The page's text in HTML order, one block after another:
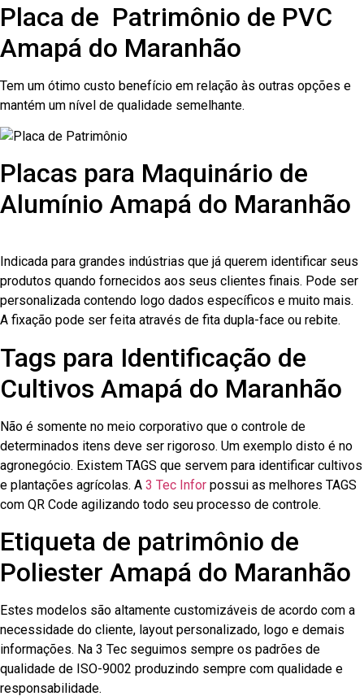
Placa de Patrimônio de PVC
Amapá do Maranhão
Tem um ótimo custo benefício em relação às outras opções e
mantém um nível de qualidade semelhante.
Placas para Maquinário de
Alumínio Amapá do Maranhão
Indicada para grandes indústrias que já querem identificar seus
produtos quando fornecidos aos seus clientes finais. Pode ser
personalizada contendo logo dados específicos e muito mais.
A fixação pode ser feita através de fita dupla-face ou rebite.
Tags para Identificação de
Cultivos Amapá do Maranhão
Não é somente no meio corporativo que o controle de
determinados itens deve ser rigoroso. Um exemplo disto é no
agronegócio. Existem TAGS que servem para identificar cultivos
e plantações agrícolas. A 3 Tec Infor possui as melhores TAGS
com QR Code agilizando todo seu processo de controle.
Etiqueta de patrimônio de
Poliester Amapá do Maranhão
Estes modelos são altamente customizáveis de acordo com a
necessidade do cliente, layout personalizado, logo e demais
informações. Na 3 Tec seguimos sempre os padrões de
qualidade de ISO-9002 produzindo sempre com qualidade e
responsabilidade.